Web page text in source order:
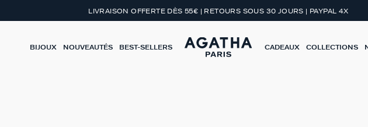
LIVRAISON OFFERTE DÈS 55€ | RETOURS SOUS 30 JOURS | PAYPAL 4X
BIJOUX NOUVEAUTÉS BEST-SELLERS CADEAUX COLLECTIONS